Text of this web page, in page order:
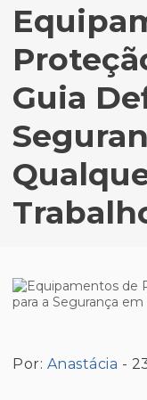
Guia
Por: Anastácia -